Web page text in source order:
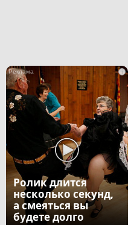
i
Ролик длится
несколько секунд,
а смеяться вы
будете долго